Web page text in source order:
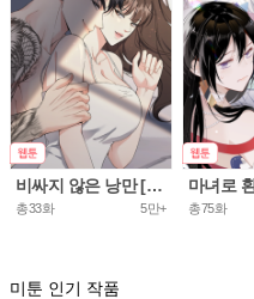
비싸지 않은 낭만 [개정판]
총33화 5만+ 총75화
미툰 인기 작품